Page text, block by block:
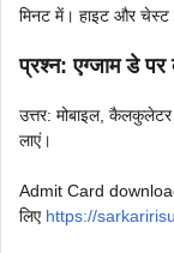
मिनट में। हाइट और चेस्ट
प्रश्न: एग्जाम डे पर
उत्तर: मोबाइल,
लाएं।
Admit Card
लिए https://